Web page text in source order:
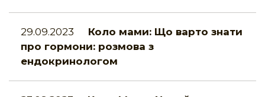
29.09.2023
Коло мами: Що варто знати
про гормони: розмова з
ендокринологом